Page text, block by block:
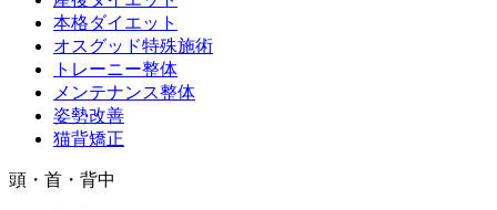
本格ダイエット
オスグッド特殊施術
トレーニー整体
メンテナンス整体
姿勢改善
猫背矯正
頭・首・背中